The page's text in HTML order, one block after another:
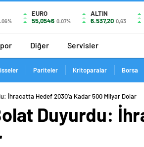
EURO
55,0546 0.07%
ALTIN
6.537,20 0,63
Diğer Servisler
Pariteler Kritoparalar Borsa
İhracatta Hedef 2030’a Kadar 500 Milyar Dolar
Duyurdu: